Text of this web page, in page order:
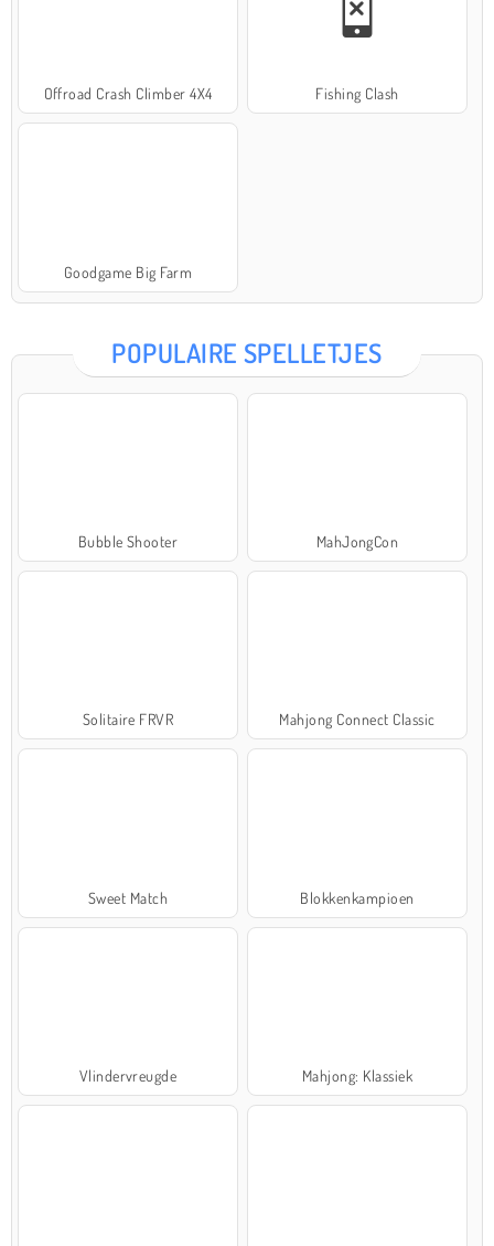
Offroad Crash Climber 4X4 Fishing Clash
Goodgame Big Farm
POPULAIRE SPELLETJES
Bubble Shooter MahJongCon
Solitaire FRVR Mahjong Connect Classic
Sweet Match Blokkenkampioen
Vlindervreugde Mahjong: Klassiek